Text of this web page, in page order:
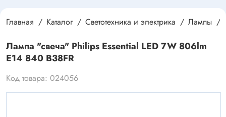
Главная Каталог Светотехника и электрика Лампы
Лампа "свеча" Philips Essential LED 7W 806lm
E14 840 B38FR
Код товара: 024056